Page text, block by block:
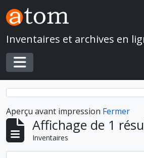
Skip to main content
Inventaires et archives en
Toggle navigation
Aperçu avant impression Fermer
Affichage de 1
Inventaires